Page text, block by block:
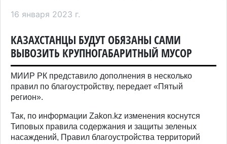
16 января 2023 г.
КАЗАХСТАНЦЫ БУДУТ ОБЯЗАНЫ САМИ
ВЫВОЗИТЬ КРУПНОГАБАРИТНЫЙ МУСОР
МИИР РК представило дополнения в несколько
правил по благоустройству, передает «Пятый
регион».
Так, по информации Zakon.kz изменения коснутся
Типовых правила содержания и защиты зеленых
насаждений, Правил благоустройства территорий